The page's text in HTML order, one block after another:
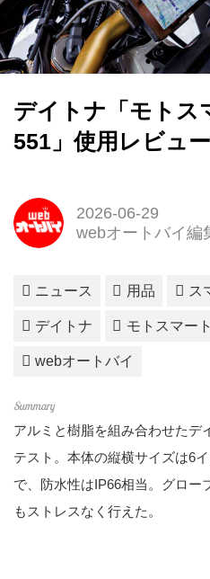
デイトナ「モトス
551」使用レビュー
2026-06-29
webオートバイ編
ニュース 用品 ス
デイトナ モトスマー
webオートバイ
アルミと樹脂を組み合わせたデ
テスト。本体の縦横サイズは6
で、防水性はIP66相当。グロー
もストレスなく行えた。